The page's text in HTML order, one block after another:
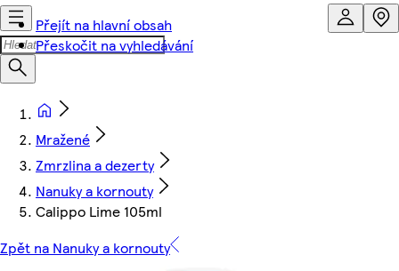
Přejít na hlavní obsah
Přeskočit na vyhledávání
Mražené
Zmrzlina a dezerty
Nanuky a kornouty
Calippo Lime 105ml
Zpět na Nanuky a kornouty